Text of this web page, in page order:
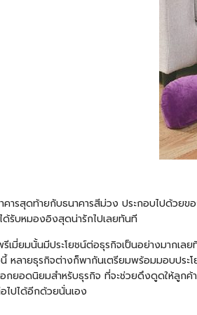
คารสุดท้ายกับธนาคารสีม่วง ประกอบไปด้วย
ด้รับหมองอิงสุดน่ารักไปเลยทันที
รีเมี่ยมนั้นมีประโยชน์ต่อธุรกิจเป็นอย่างมากเ
หลายธุรกิจต่างก็พากันเตรียมพร้อมมอบประ
กยอดนิยมสำหรับธุรกิจ ที่จะช่วยดึงดูดให้ลูกค้
ไปได้อีกด้วยนั่นเอง